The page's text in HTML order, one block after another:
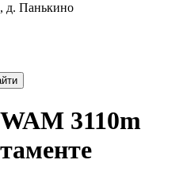
д. Панькино
3110m